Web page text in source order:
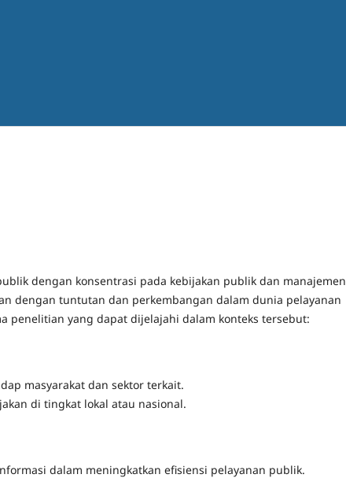
dengan konsentrasi pada kebijakan publik dan manajemen
dengan tuntutan dan perkembangan dalam dunia pelayanan
penelitian yang dapat dijelajahi dalam konteks tersebut:
masyarakat dan sektor terkait.
di tingkat lokal atau nasional.
dalam meningkatkan efisiensi pelayanan publik.